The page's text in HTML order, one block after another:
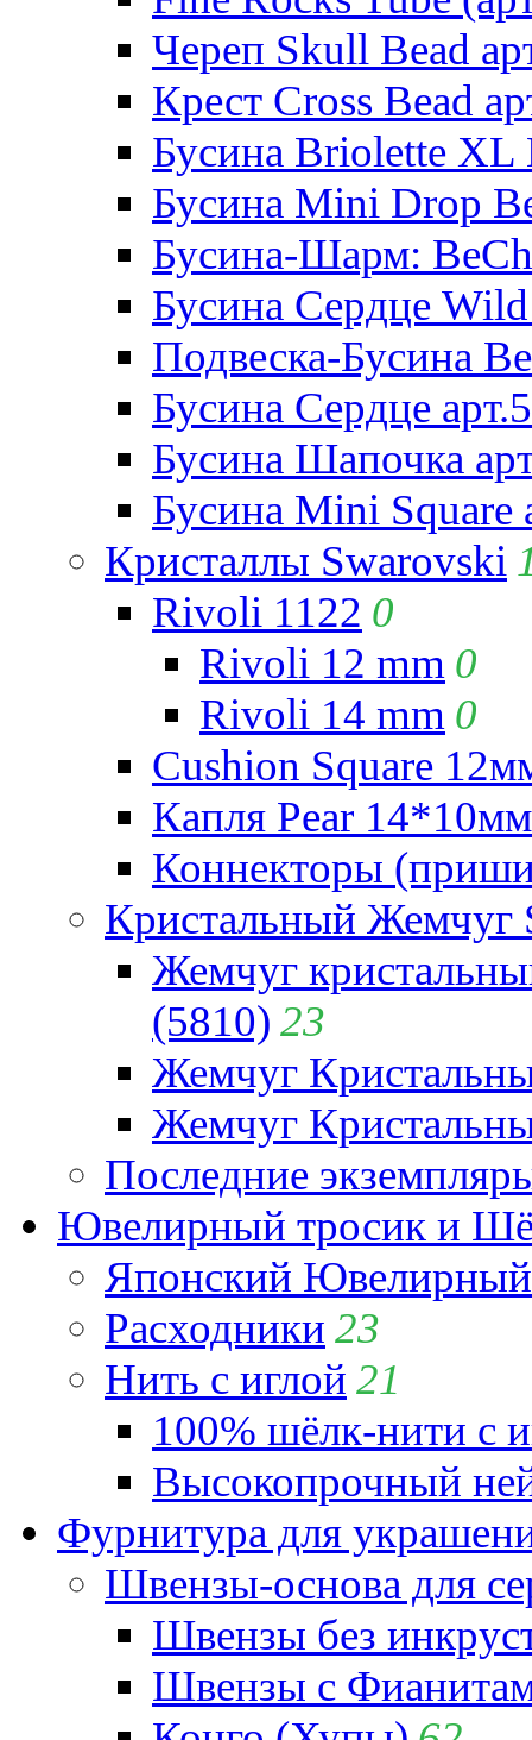
Череп Skull Bead
Крест Cross Bead
Бусина Briolette XL
Бусина Mini Drop
Бусина-Шарм:
Бусина Сердце
Подвеска-Бусина
Бусина Сердце
Бусина Шапочка
Бусина Mini Square
Кристаллы Swarovski
Rivoli 1122 0
Rivoli 12 mm 0
Rivoli 14 mm 0
Cushion Square
Капля Pear
Коннекторы
Кристальный Жемчуг
Жемчуг
(5810) 23
Жемчуг
Жемчуг
Последние
Ювелирный тросик и
Японский
Расходники 23
Нить с иглой 21
100% шёлк-нити с
Высокопрочный
Фурнитура для
Швензы-основа для
Швензы без
Швензы с